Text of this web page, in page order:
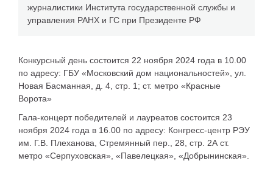
журналистики Института государственной службы и
управления РАНХ и ГС при Президенте РФ
Конкурсный день состоится 22 ноября 2024 года в 10.00
по адресу: ГБУ «Московский дом национальностей», ул.
Новая Басманная, д. 4, стр. 1; ст. метро «Красные
Ворота»
Гала-концерт победителей и лауреатов состоится 23
ноября 2024 года в 16.00 по адресу: Конгресс-центр РЭУ
им. Г.В. Плеханова, Стремянный пер., 28, стр. 2А ст.
метро «Серпуховская», «Павелецкая», «Добрынинская».